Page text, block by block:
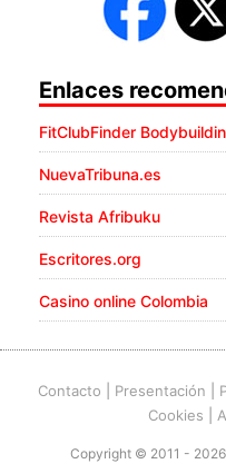
Enlaces
FitClubFinder
NuevaTribuna.es
Revista Afribuku
Escritores.org
Casino online Colombia
Contacto Presentación
Cookies
Copyright © 2011 -